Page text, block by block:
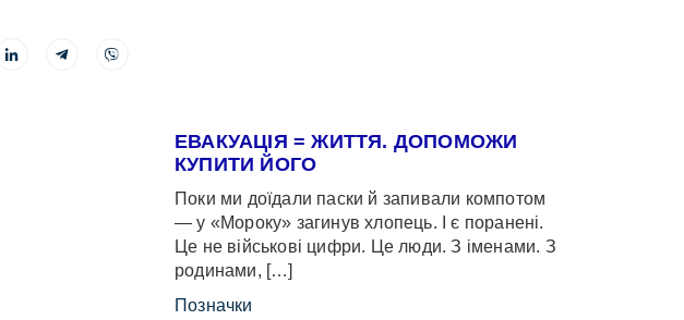
ЕВАКУАЦІЯ = ЖИТТЯ. ДОПОМОЖИ
КУПИТИ ЙОГО
Поки ми доїдали паски й запивали компотом
— у «Мороку» загинув хлопець. І є поранені.
Це не військові цифри. Це люди. З іменами. З
родинами, […]
Позначки